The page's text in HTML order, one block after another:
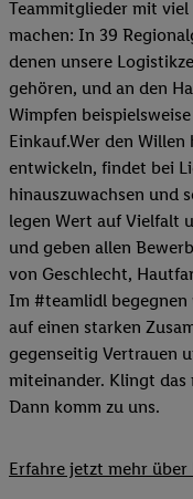
Teammitglieder mit
machen: In 39
denen unsere
gehören, und an den
Wimpfen
Einkauf.Wer den
entwickeln, findet bei
hinauszuwachsen und
legen Wert auf Vielfalt
und geben allen
von Geschlecht,
Im #teamlidl begegnen
auf einen starken
gegenseitig Vertrauen
miteinander. Klingt das
Dann komm zu uns.​
Erfahre jetzt mehr über